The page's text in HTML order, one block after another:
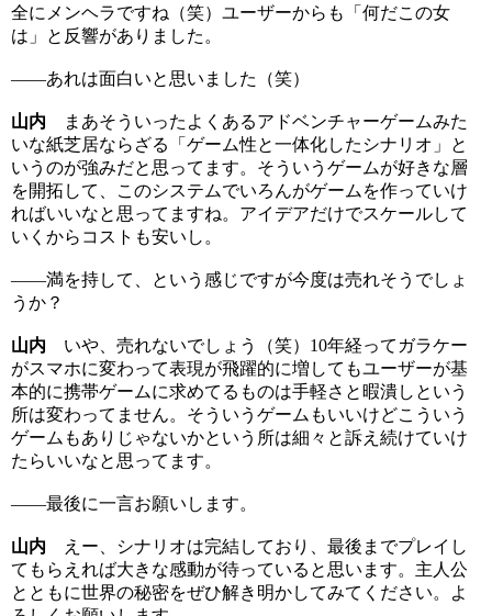
全にメンヘラですね（笑）ユーザーからも「何だこの女
は」と反響がありました。
――あれは面白いと思いました（笑）
山内 まあそういったよくあるアドベンチャーゲームみた
いな紙芝居ならざる「ゲーム性と一体化したシナリオ」と
いうのが強みだと思ってます。そういうゲームが好きな層
を開拓して、このシステムでいろんがゲームを作っていけ
ればいいなと思ってますね。アイデアだけでスケールして
いくからコストも安いし。
――満を持して、という感じですが今度は売れそうでしょ
うか？
山内 いや、売れないでしょう（笑）10年経ってガラケー
がスマホに変わって表現が飛躍的に増してもユーザーが基
本的に携帯ゲームに求めてるものは手軽さと暇潰しという
所は変わってません。そういうゲームもいいけどこういう
ゲームもありじゃないかという所は細々と訴え続けていけ
たらいいなと思ってます。
――最後に一言お願いします。
山内 えー、シナリオは完結しており、最後までプレイし
てもらえれば大きな感動が待っていると思います。主人公
とともに世界の秘密をぜひ解き明かしてみてください。よ